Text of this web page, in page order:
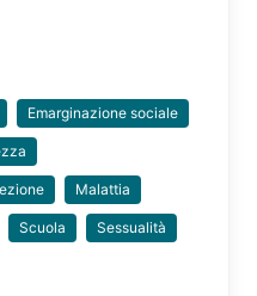
Emarginazione sociale
Malattia
Scuola Sessualità